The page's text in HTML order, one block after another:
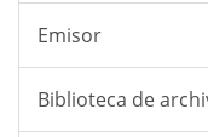
Emisor
Biblioteca de